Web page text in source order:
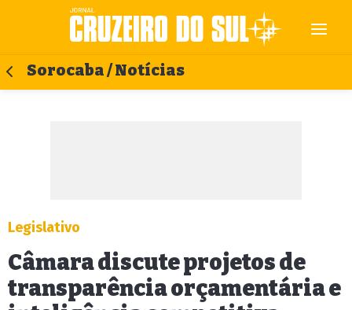
Sorocaba / Notícias
Legislativo
Câmara discute projetos de
transparência orçamentária e